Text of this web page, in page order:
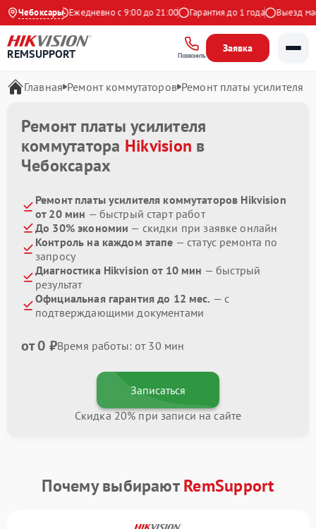
Чебоксары
на Яндекс Ежедневно с 9:00 до 21:00 Гарантия до 1 года Выезд
REMSUPPORT Позвонить
Заявка
Главная Ремонт коммутаторов Ремонт платы усилителя
Ремонт платы усилителя
коммутатора Hikvision в
Чебоксарах
Ремонт платы усилителя коммутаторов Hikvision
от 20 мин — быстрый старт работ
До 30% экономии — скидки при заявке онлайн
Контроль на каждом этапе — статус ремонта по
запросу
Диагностика Hikvision от 10 мин — быстрый
результат
Официальная гарантия до 12 мес. — с
подтверждающими документами
от 0 ₽Время работы: от 30 мин
Записаться
Скидка 20% при записи на сайте
Почему выбираютRemSupport